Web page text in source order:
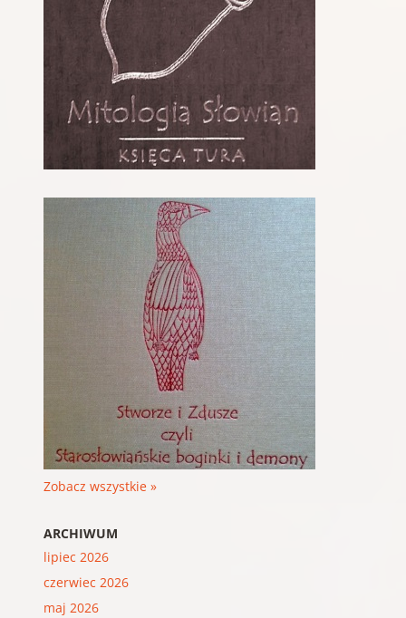
Zobacz wszystkie »
ARCHIWUM
lipiec 2026
czerwiec 2026
maj 2026